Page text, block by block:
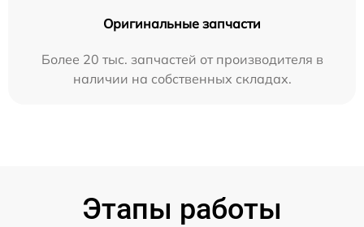
Оригинальные запчасти
Более 20 тыс. запчастей от производителя в
наличии на собственных складах.
Этапы работы